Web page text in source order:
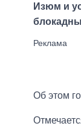
Изюм и
Об этом